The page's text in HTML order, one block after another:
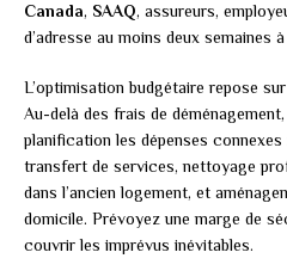
Canada, SAAQ, assureurs,
d’adresse au moins deux semaines à
L’optimisation budgétaire repose
Au-delà des frais de
planification les dépenses connexes
transfert de services, nettoyage
dans l’ancien logement, et
domicile. Prévoyez une marge de
couvrir les imprévus inévitables.